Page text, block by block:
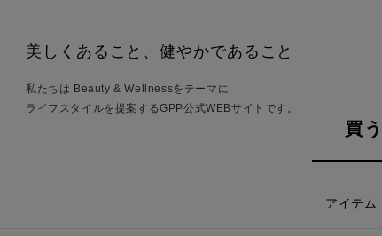
美しくあること、健やかであること
私たちは Beauty & Wellnessをテーマに
ライフスタイルを提案するGPP公式WEBサイトです。
買う
アイテム